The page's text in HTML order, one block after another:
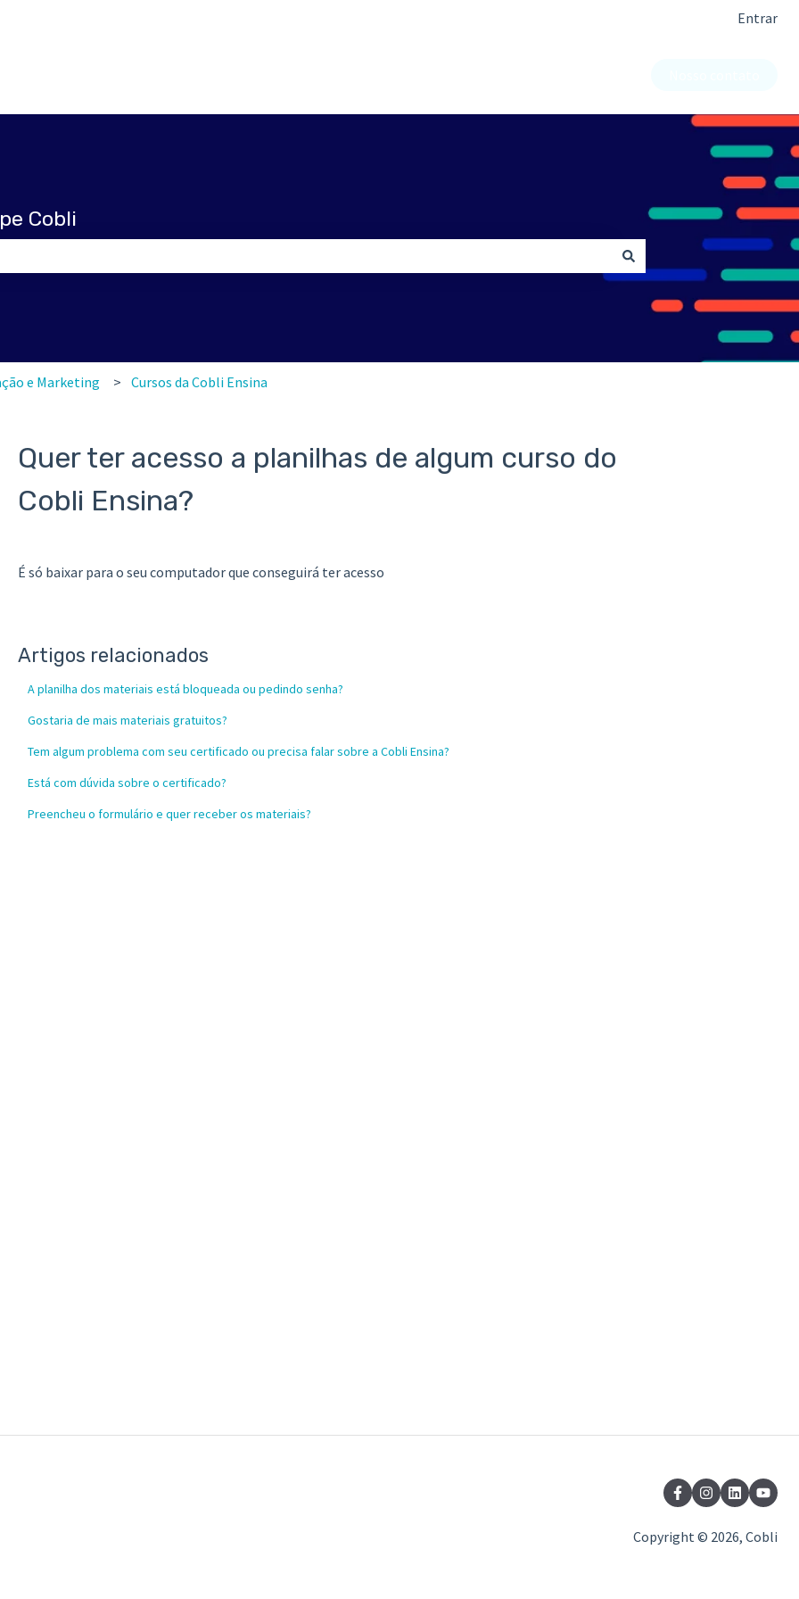
Entrar
Cobli
e Marketing Cursos da Cobli Ensina
Quer ter acesso a planilhas de algum curso do
Cobli Ensina?
É só baixar para o seu computador que conseguirá ter acesso
Artigos relacionados
A planilha dos materiais está bloqueada ou pedindo senha?
Gostaria de mais materiais gratuitos?
Tem algum problema com seu certificado ou precisa falar sobre a Cobli Ensina?
Está com dúvida sobre o certificado?
Preencheu o formulário e quer receber os materiais?
Copyright © 2026, Cobli